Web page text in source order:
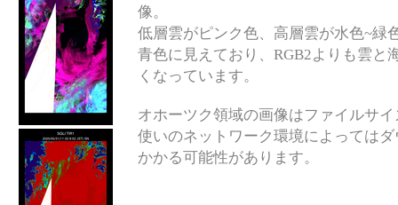
像。
低層雲がピンク色、高層雲が水色~緑
青色に見えており、RGB2よりも雲と
くなっています。
オホーツク領域の画像はファイルサ
使いのネットワーク環境によっては
かかる可能性があります。